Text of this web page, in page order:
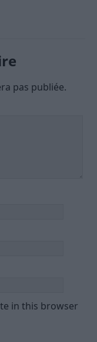
pas publiée.
in this browser